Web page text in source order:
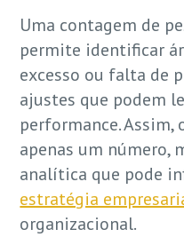
Uma contagem de
permite identificar
excesso ou falta de
ajustes que podem
performance. Assim,
apenas um número,
analítica que pode
estratégia
organizacional.